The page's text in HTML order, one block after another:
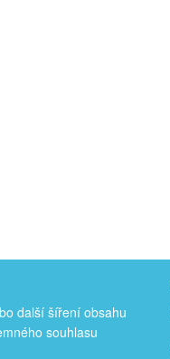
další šíření obsahu
souhlasu